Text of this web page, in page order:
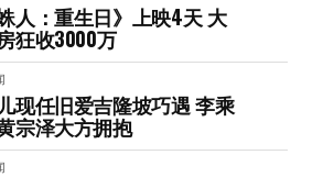
人：重生日》上映4天 大
狂收3000万
现任旧爱吉隆坡巧遇 李乘
宗泽大方拥抱